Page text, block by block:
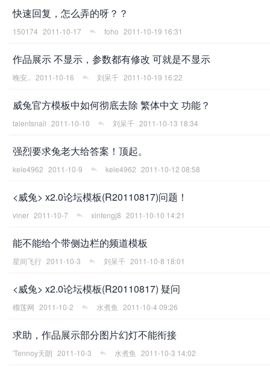
快速回复，怎么弄的呀？？
150174 2011-10-17 foho 2011-10-19 16:31
作品展示 不显示，参数都有修改 可就是不显示
晚安.. 2011-10-16 刘呆千 2011-10-19 16:22
威兔官方模板中如何彻底去除 繁体中文 功能？
talentsnail 2011-10-10 刘呆千 2011-10-13 18:34
强烈要求兔老大给答案！顶起。
kele4962 2011-10-9 kele4962 2011-10-12 08:58
<威兔> x2.0论坛模板(R20110817)问题！
viner 2011-10-7 xinfengj8 2011-10-10 14:21
能不能给个带侧边栏的频道模板
星间飞行 2011-10-3 刘呆千 2011-10-8 18:01
<威兔> x2.0论坛模板(R20110817) 疑问
榴莲网 2011-10-2 水煮鱼 2011-10-4 09:26
求助，作品展示部分图片幻灯不能衔接
′Tennoy天朗 2011-10-3 水煮鱼 2011-10-3 14:02